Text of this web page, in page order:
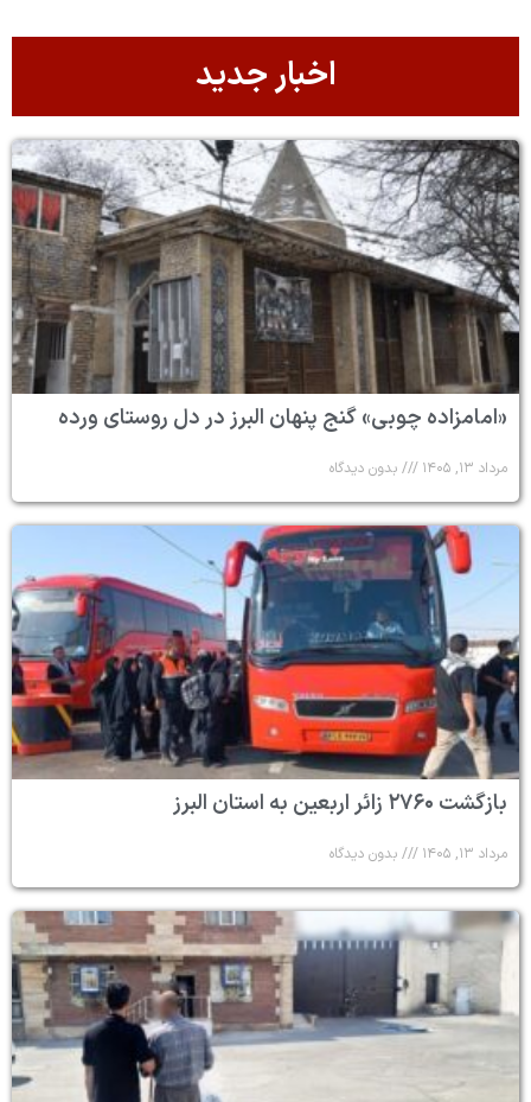
اخبار جدید
«امامزاده چوبی» گنج پنهان البرز در دل روستای ورده
مرداد ۱۳, ۱۴۰۵ بدون دیدگاه
بازگشت ۲۷۶۰ زائر اربعین به استان البرز
مرداد ۱۳, ۱۴۰۵ بدون دیدگاه